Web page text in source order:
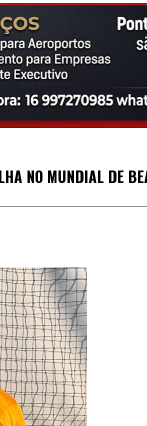
NO MUNDIAL DE